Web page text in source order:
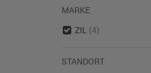
MARKE
ZIL (4)
STANDORT